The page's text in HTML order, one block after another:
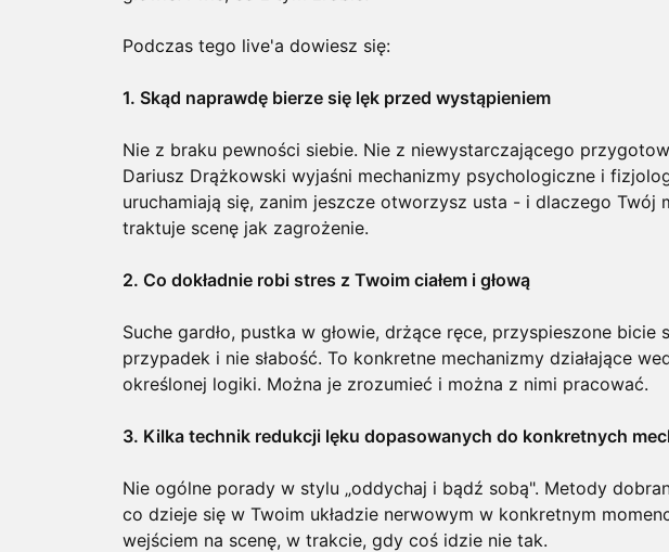
Podczas tego live'a dowiesz się:
1. Skąd naprawdę bierze się lęk przed wystąpieniem
Nie z braku pewności siebie. Nie z niewystarczającego
Dariusz Drążkowski wyjaśni mechanizmy psychologiczne i
uruchamiają się, zanim jeszcze otworzysz usta - i dlaczego Twój
traktuje scenę jak zagrożenie.
2. Co dokładnie robi stres z Twoim ciałem i głową
Suche gardło, pustka w głowie, drżące ręce, przyspieszone bicie
przypadek i nie słabość. To konkretne mechanizmy działające
określonej logiki. Można je zrozumieć i można z nimi pracować.
3. Kilka technik redukcji lęku dopasowanych do konkretnych
Nie ogólne porady w stylu „oddychaj i bądź sobą". Metody
co dzieje się w Twoim układzie nerwowym w konkretnym
wejściem na scenę, w trakcie, gdy coś idzie nie tak.